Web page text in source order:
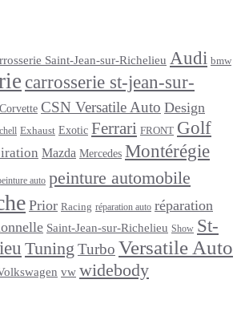
Saint-Jean-sur-Richelieu Audi bmw
carrosserie st-jean-sur-
Corvette CSN Versatile Auto Design
Exhaust Exotic Ferrari FRONT Golf
Mazda Mercedes Montérégie
auto peinture automobile
Prior Racing réparation auto réparation
Saint-Jean-sur-Richelieu Show St-
Tuning Turbo Versatile Auto
vw widebody